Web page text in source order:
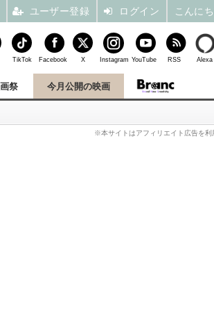
祭 今月公開の映画
※本サイトはアフィリエイト広告を利
TikTok Facebook X Instagram YouTube RSS Alexa
ユーザー登録 ログイン こんに